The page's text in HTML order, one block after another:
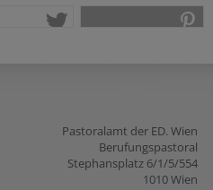
Pastoralamt der ED. Wien
Berufungspastoral
Stephansplatz 6/1/5/554
1010 Wien